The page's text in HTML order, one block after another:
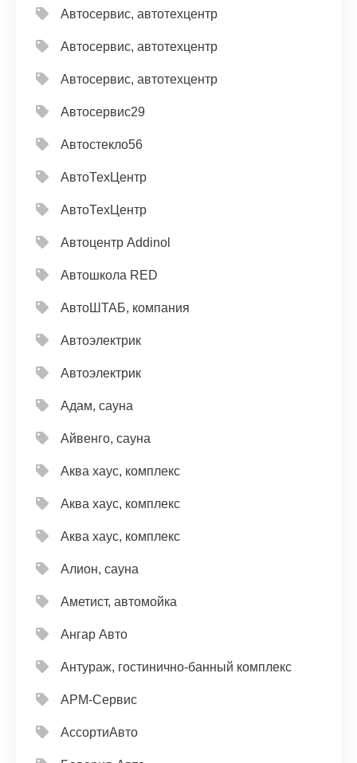
Автосервис, автотехцентр
Автосервис, автотехцентр
Автосервис, автотехцентр
Автосервис29
Автостекло56
АвтоТехЦентр
АвтоТехЦентр
Автоцентр Addinol
Автошкола RED
АвтоШТАБ, компания
Автоэлектрик
Автоэлектрик
Адам, сауна
Айвенго, сауна
Аква хаус, комплекс
Аква хаус, комплекс
Аква хаус, комплекс
Алион, сауна
Аметист, автомойка
Ангар Авто
Антураж, гостинично-банный комплекс
АРМ-Сервис
АссортиАвто